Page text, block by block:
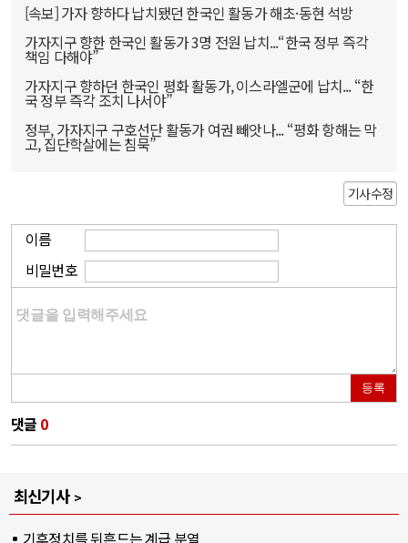
[속보] 가자 향하다 납치됐던 한국인 활동가 해초·동현 석방
가자지구 향한 한국인 활동가 3명 전원 납치...“한국 정부 즉각
책임 다해야”
가자지구 향하던 한국인 평화 활동가, 이스라엘군에 납치... “한
국 정부 즉각 조치 나서야”
정부, 가자지구 구호선단 활동가 여권 빼앗나... “평화 항해는 막
고, 집단학살에는 침묵”
기사수정
이름
비밀번호
등록
댓글 0
최신기사
기후정치를 뒤흔드는 계급 분열